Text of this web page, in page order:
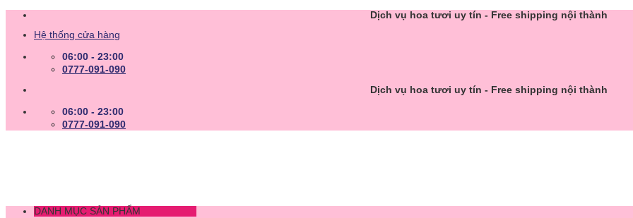
Skip
content
Dịch vụ hoa tươi uy tín - Free shipping nội thành
Hệ thống cửa hàng
06:00 - 23:00
0777-091-090
Dịch vụ hoa tươi uy tín - Free shipping nội thành
06:00 - 23:00
0777-091-090
DANH MỤC SẢN PHẨM